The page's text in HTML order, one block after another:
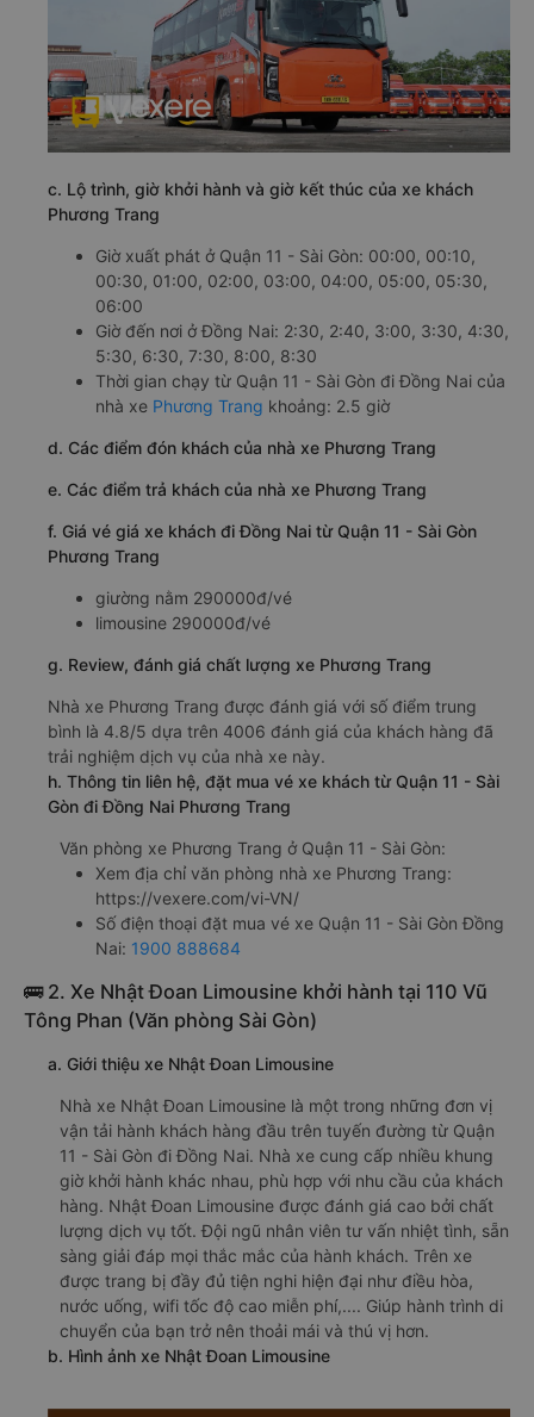
c. Lộ trình, giờ khởi hành và giờ kết thúc của xe khách
Phương Trang
Giờ xuất phát ở Quận 11 - Sài Gòn: 00:00, 00:10,
00:30, 01:00, 02:00, 03:00, 04:00, 05:00, 05:30,
06:00
Giờ đến nơi ở Đồng Nai: 2:30, 2:40, 3:00, 3:30, 4:30,
5:30, 6:30, 7:30, 8:00, 8:30
Thời gian chạy từ Quận 11 - Sài Gòn đi Đồng Nai của
nhà xe Phương Trang khoảng: 2.5 giờ
d. Các điểm đón khách của nhà xe Phương Trang
e. Các điểm trả khách của nhà xe Phương Trang
f. Giá vé giá xe khách đi Đồng Nai từ Quận 11 - Sài Gòn
Phương Trang
giường nằm 290000đ/vé
limousine 290000đ/vé
g. Review, đánh giá chất lượng xe Phương Trang
Nhà xe Phương Trang được đánh giá với số điểm trung
bình là 4.8/5 dựa trên 4006 đánh giá của khách hàng đã
trải nghiệm dịch vụ của nhà xe này.
h. Thông tin liên hệ, đặt mua vé xe khách từ Quận 11 - Sài
Gòn đi Đồng Nai Phương Trang
Văn phòng xe Phương Trang ở Quận 11 - Sài Gòn:
Xem địa chỉ văn phòng nhà xe Phương Trang:
https://vexere.com/vi-VN/
Số điện thoại đặt mua vé xe Quận 11 - Sài Gòn Đồng
Nai: 1900 888684
🚌 2. Xe Nhật Đoan Limousine khởi hành tại 110 Vũ
Tông Phan (Văn phòng Sài Gòn)
a. Giới thiệu xe Nhật Đoan Limousine
Nhà xe Nhật Đoan Limousine là một trong những đơn vị
vận tải hành khách hàng đầu trên tuyến đường từ Quận
11 - Sài Gòn đi Đồng Nai. Nhà xe cung cấp nhiều khung
giờ khởi hành khác nhau, phù hợp với nhu cầu của khách
hàng. Nhật Đoan Limousine được đánh giá cao bởi chất
lượng dịch vụ tốt. Đội ngũ nhân viên tư vấn nhiệt tình, sẵn
sàng giải đáp mọi thắc mắc của hành khách. Trên xe
được trang bị đầy đủ tiện nghi hiện đại như điều hòa,
nước uống, wifi tốc độ cao miễn phí,.... Giúp hành trình di
chuyển của bạn trở nên thoải mái và thú vị hơn.
b. Hình ảnh xe Nhật Đoan Limousine